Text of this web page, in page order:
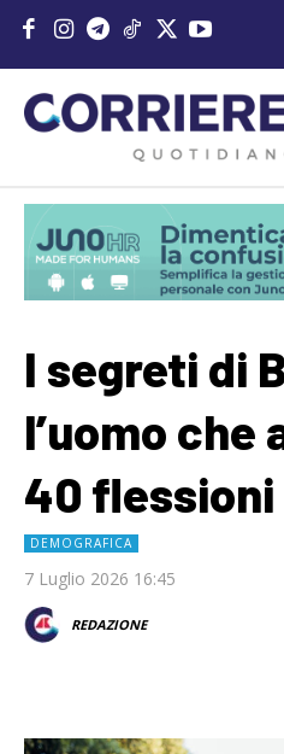
I segreti di
l’uomo che
40 flessioni
DEMOGRAFICA
7 Luglio 2026 16:45
REDAZIONE